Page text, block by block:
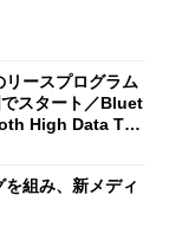
ースプログラム
スタート／Bluet
High Data Thr
組み、新メディ